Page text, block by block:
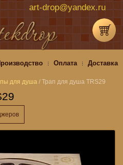
art-drop@yandex.ru
Оплата Доставка
для душа / Трап для душа TRS29